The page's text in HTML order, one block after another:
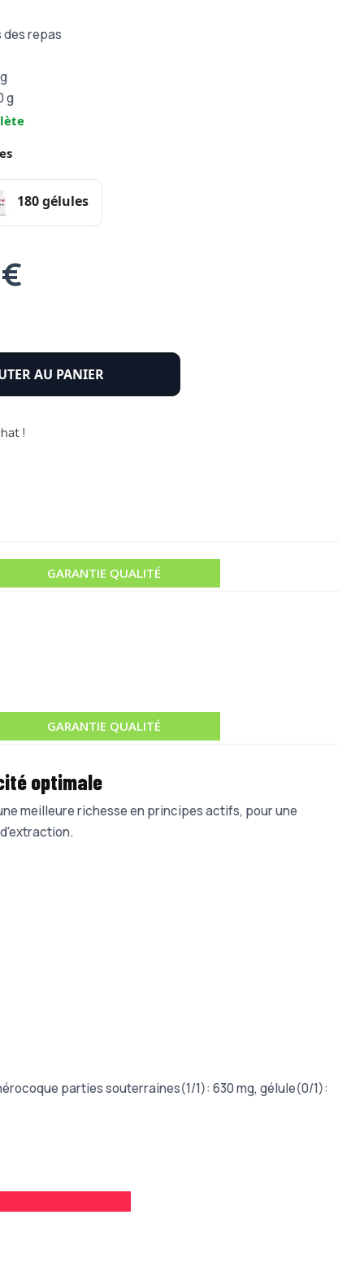
des repas
g
180 gélules
AU PANIER
!
GARANTIE QUALITÉ
GARANTIE QUALITÉ
optimale
meilleure richesse en principes actifs, pour une
parties souterraines(1/1): 630 mg, gélule(0/1):